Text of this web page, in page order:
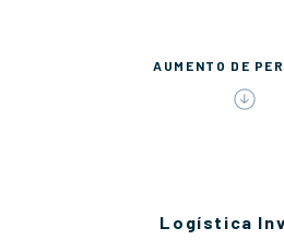
AUMENTO DE
Logística